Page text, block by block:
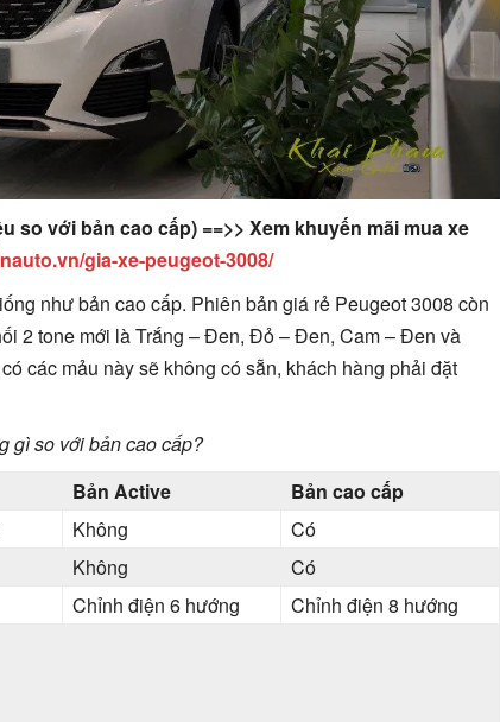
so với bản cao cấp) ==>> Xem khuyến mãi mua xe
gia-xe-peugeot-3008/
như bản cao cấp. Phiên bản giá rẻ Peugeot 3008 còn
2 tone mới là Trắng – Đen, Đỏ – Đen, Cam – Đen và
các mảu này sẽ không có sẵn, khách hàng phải đặt
gì so với bản cao cấp?
Bản Active
Bản cao cấp
Không
Có
Không
Có
Chỉnh điện 6 hướng Chỉnh điện 8 hướng